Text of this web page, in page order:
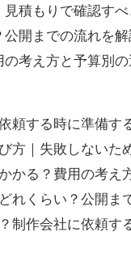
積もりで確認す
開までの流れを解
考え方と予算別
頼する時に準備す
方｜失敗しないた
かる？費用の考え
れくらい？公開ま
制作会社に依頼す